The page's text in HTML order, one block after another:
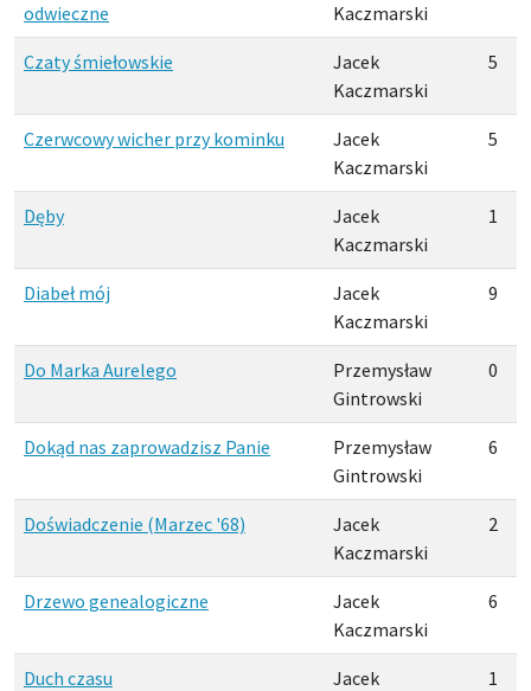
odwieczne
Kaczmarski
Czaty śmiełowskie
Jacek
Kaczmarski
5
Czerwcowy wicher przy kominku
Jacek
Kaczmarski
5
Dęby
Jacek
Kaczmarski
1
Diabeł mój
Jacek
Kaczmarski
9
Do Marka Aurelego
Przemysław
Gintrowski
0
Dokąd nas zaprowadzisz Panie
Przemysław
Gintrowski
6
Doświadczenie (Marzec '68)
Jacek
Kaczmarski
2
Drzewo genealogiczne
Jacek
Kaczmarski
6
Duch czasu
Jacek
1